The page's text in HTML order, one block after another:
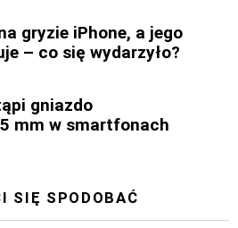
gryzie iPhone, a jego
– co się wydarzyło?
gniazdo
mm w smartfonach
SIĘ SPODOBAĆ